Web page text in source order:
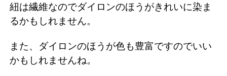
紐は繊維なのでダイロンのほうがきれいに染ま
るかもしれません。
また、ダイロンのほうが色も豊富ですのでいい
かもしれませんね。